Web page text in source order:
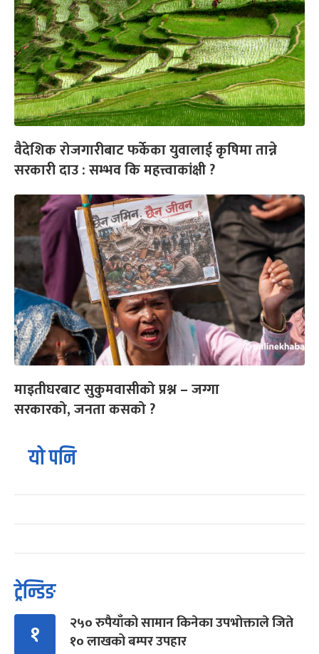
वैदेशिक रोजगारीबाट फर्केका युवालाई कृषिमा तान्ने
सरकारी दाउ : सम्भव कि महत्त्वाकांक्षी ?
माइतीघरबाट सुकुमवासीको प्रश्न – जग्गा
सरकारको, जनता कसको ?
यो पनि
ट्रेन्डिङ
१
२५० रुपैयाँको सामान किनेका उपभोक्ताले जिते
१० लाखको बम्पर उपहार